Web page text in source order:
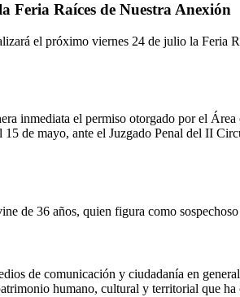
Feria Raíces de Nuestra Anexión
el próximo viernes 24 de julio la Feria
inmediata el permiso otorgado por el
de mayo, ante el Juzgado Penal del II
de 36 años, quien figura como
de comunicación y ciudadanía en
humano, cultural y territorial que